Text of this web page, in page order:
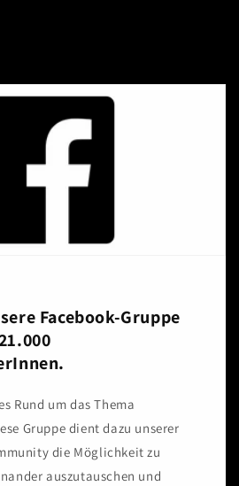
Facebook-Gruppe
Rund um das Thema
Gruppe dient dazu unserer
die Möglichkeit zu
auszutauschen und